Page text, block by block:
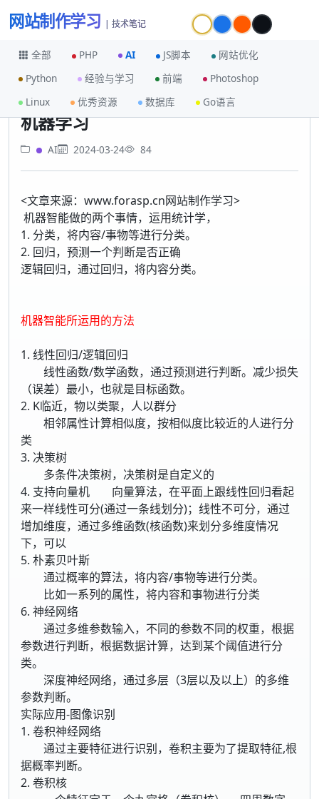
网站制作学习 | 技术笔记
全部 PHP AI JS脚本
网站优化
Python
经验与学习 前端
Photoshop
Linux
优秀资源 数据库 Go语言
首页 机器学习
机器学习
AI 2024-03-24 84
<文章来源：www.forasp.cn网站制作学习>
机器智能做的两个事情，运用统计学，
1. 分类，将内容/事物等进行分类。
2. 回归，预测一个判断是否正确
逻辑回归，通过回归，将内容分类。
机器智能所运用的方法
1. 线性回归/逻辑回归
线性函数/数学函数，通过预测进行判断。减少损失
（误差）最小，也就是目标函数。
2. K临近，物以类聚，人以群分
相邻属性计算相似度，按相似度比较近的人进行分
类
3. 决策树
多条件决策树，决策树是自定义的
4. 支持向量机
向量算法，在平面上跟线性回归看起
来一样线性可分(通过一条线划分)；线性不可分，通过
增加维度，通过多维函数(核函数)来划分多维度情况
下，可以
5. 朴素贝叶斯
通过概率的算法，将内容/事物等进行分类。
比如一系列的属性，将内容和事物进行分类
6. 神经网络
通过多维参数输入，不同的参数不同的权重，根据
参数进行判断，根据数据计算，达到某个阈值进行分
类。
深度神经网络，通过多层（3层以及以上）的多维
参数判断。
实际应用-图像识别
1. 卷积神经网络
通过主要特征进行识别，卷积主要为了提取特征,根
据概率判断。
2. 卷积核